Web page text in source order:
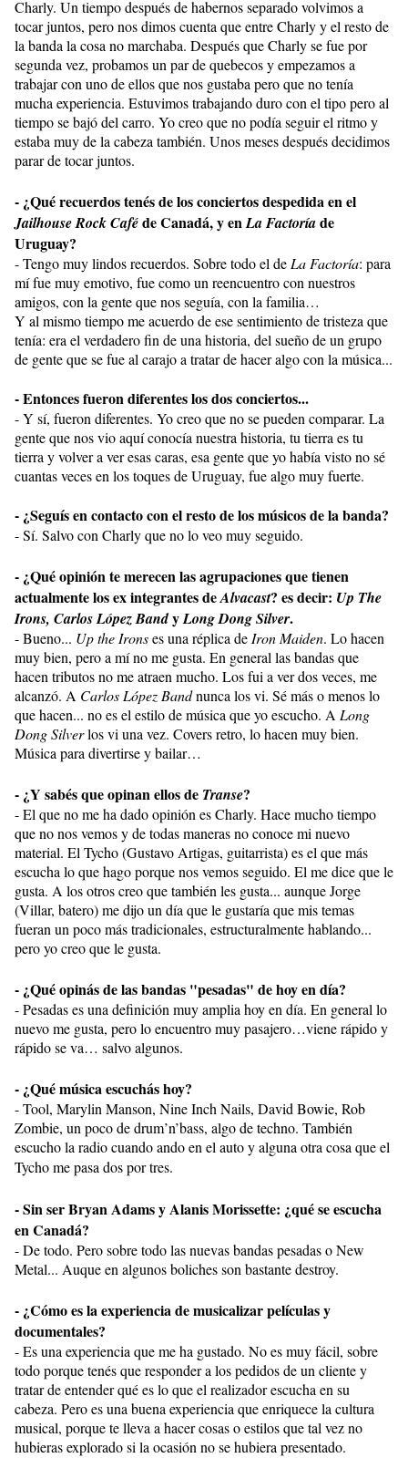
Charly. Un tiempo después de habernos separado volvimos a
tocar juntos, pero nos dimos cuenta que entre Charly y el resto de
la banda la cosa no marchaba. Después que Charly se fue por
segunda vez, probamos un par de quebecos y empezamos a
trabajar con uno de ellos que nos gustaba pero que no tenía
mucha experiencia. Estuvimos trabajando duro con el tipo pero al
tiempo se bajó del carro. Yo creo que no podía seguir el ritmo y
estaba muy de la cabeza también. Unos meses después decidimos
parar de tocar juntos.
- ¿Qué recuerdos tenés de los conciertos despedida en el
Jailhouse Rock Caféde Canadá, y enLa Factoríade
Uruguay?
- Tengo muy lindos recuerdos. Sobre todo el deLa Factoría: para
mí fue muy emotivo, fue como un reencuentro con nuestros
amigos, con la gente que nos seguía, con la familia…
Y al mismo tiempo me acuerdo de ese sentimiento de tristeza que
tenía: era el verdadero fin de una historia, del sueño de un grupo
de gente que se fue al carajo a tratar de hacer algo con la música...
- Entonces fueron diferentes los dos conciertos...
- Y sí, fueron diferentes. Yo creo que no se pueden comparar. La
gente que nos vio aquí conocía nuestra historia, tu tierra es tu
tierra y volver a ver esas caras, esa gente que yo había visto no sé
cuantas veces en los toques de Uruguay, fue algo muy fuerte.
- ¿Seguís en contacto con el resto de los músicos de la banda?
- Sí. Salvo con Charly que no lo veo muy seguido.
- ¿Qué opinión te merecen las agrupaciones que tienen
actualmente los ex integrantes deAlvacast? es decir: Up The
Irons, Carlos López BandyLong Dong Silver.
- Bueno... Up the Ironses una réplica deIron Maiden. Lo hacen
muy bien, pero a mí no me gusta. En general las bandas que
hacen tributos no me atraen mucho. Los fui a ver dos veces, me
alcanzó. A Carlos López Bandnunca los vi. Sé más o menos lo
que hacen... no es el estilo de música que yo escucho. ALong
Dong Silverlos vi una vez. Covers retro, lo hacen muy bien.
Música para divertirse y bailar…
- ¿Y sabés que opinan ellos de Transe?
- El que no me ha dado opinión es Charly. Hace mucho tiempo
que no nos vemos y de todas maneras no conoce mi nuevo
material. El Tycho (Gustavo Artigas, guitarrista) es el que más
escucha lo que hago porque nos vemos seguido. El me dice que le
gusta. A los otros creo que también les gusta... aunque Jorge
(Villar, batero) me dijo un día que le gustaría que mis temas
fueran un poco más tradicionales, estructuralmente hablando...
pero yo creo que le gusta.
- ¿Qué opinás de las bandas "pesadas" de hoy en día?
- Pesadas es una definición muy amplia hoy en día. En general lo
nuevo me gusta, pero lo encuentro muy pasajero…viene rápido y
rápido se va… salvo algunos.
- ¿Qué música escuchás hoy?
- Tool, Marylin Manson, Nine Inch Nails, David Bowie, Rob
Zombie, un poco de drum’n’bass, algo de techno. También
escucho la radio cuando ando en el auto y alguna otra cosa que el
Tycho me pasa dos por tres.
- Sin ser Bryan Adams y Alanis Morissette: ¿qué se escucha
en Canadá?
- De todo. Pero sobre todo las nuevas bandas pesadas o New
Metal... Auque en algunos boliches son bastante destroy.
- ¿Cómo es la experiencia de musicalizar películas y
documentales?
- Es una experiencia que me ha gustado. No es muy fácil, sobre
todo porque tenés que responder a los pedidos de un cliente y
tratar de entender qué es lo que el realizador escucha en su
cabeza. Pero es una buena experiencia que enriquece la cultura
musical, porque te lleva a hacer cosas o estilos que tal vez no
hubieras explorado si la ocasión no se hubiera presentado.